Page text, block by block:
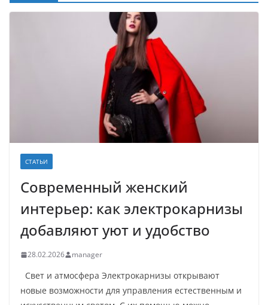
СТАТЬИ
Современный женский
интерьер: как электрокарнизы
добавляют уют и удобство
28.02.2026 manager
Свет и атмосфера Электрокарнизы открывают
новые возможности для управления естественным и